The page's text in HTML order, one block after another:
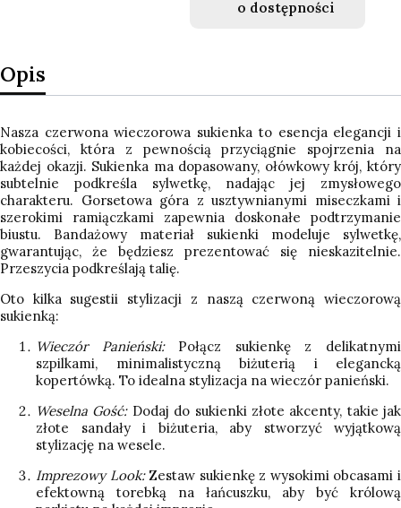
o dostępności
Opis
Nasza czerwona wieczorowa sukienka to esencja elegancji i
kobiecości, która z pewnością przyciągnie spojrzenia na
każdej okazji. Sukienka ma dopasowany, ołówkowy krój, który
subtelnie podkreśla sylwetkę, nadając jej zmysłowego
charakteru. Gorsetowa góra z usztywnianymi miseczkami i
szerokimi ramiączkami zapewnia doskonałe podtrzymanie
biustu. Bandażowy materiał sukienki modeluje sylwetkę,
gwarantując, że będziesz prezentować się nieskazitelnie.
Przeszycia podkreślają talię.
Oto kilka sugestii stylizacji z naszą czerwoną wieczorową
sukienką:
Wieczór Panieński:Połącz sukienkę z delikatnymi
szpilkami, minimalistyczną biżuterią i elegancką
kopertówką. To idealna stylizacja na wieczór panieński.
Weselna Gość:Dodaj do sukienki złote akcenty, takie jak
złote sandały i biżuteria, aby stworzyć wyjątkową
stylizację na wesele.
Imprezowy Look:Zestaw sukienkę z wysokimi obcasami i
efektowną torebką na łańcuszku, aby być królową